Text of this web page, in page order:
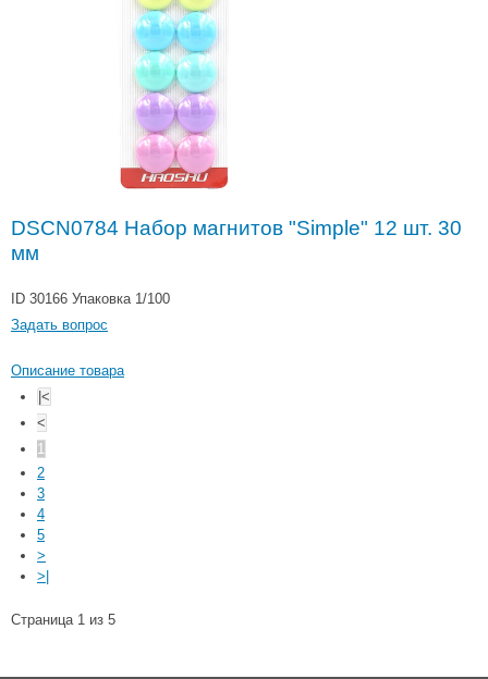
DSCN0784 Набор магнитов "Simple" 12 шт. 30
мм
ID 30166 Упаковка 1/100
Задать вопрос
Описание товара
|<
<
1
2
3
4
5
>
>|
Страница 1 из 5